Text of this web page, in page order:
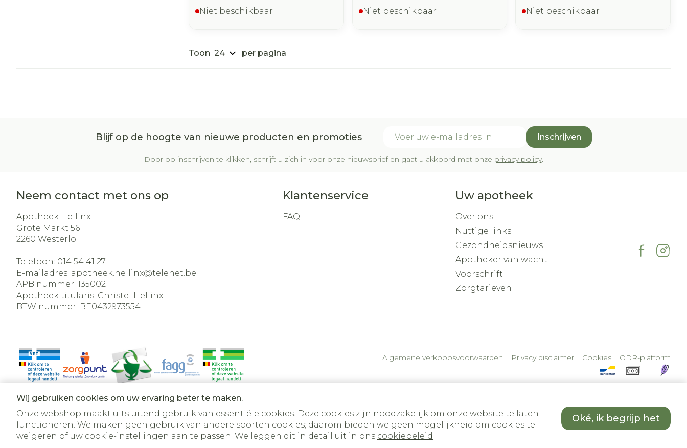
Wij gebruiken cookies om uw ervaring beter te maken.
Onze webshop maakt uitsluitend gebruik van essentiële cookies. Deze cookies zijn noodzakelijk om onze website te laten
functioneren. We maken geen gebruik van andere soorten cookies; daarom bieden we geen mogelijkheid om cookies te
weigeren of uw cookie-instellingen aan te passen. We leggen dit in detail uit in ons cookiebeleid
Oké, ik begrijp het
Niet beschikbaar Niet beschikbaar Niet beschikbaar
Toon per pagina
Blijf op de hoogte van nieuwe producten en promoties Inschrijven
Door op inschrijven te klikken, schrijft u zich in voor onze nieuwsbrief en gaat u akkoord met onze privacy policy.
Neem contact met ons op
Apotheek Hellinx
Grote Markt 56
2260 Westerlo
Telefoon: 014 54 41 27
E-mailadres: apotheek.hellinx@telenet.be
APB nummer: 135002
Apotheek titularis: Christel Hellinx
BTW nummer: BE0432973554
Klantenservice
FAQ
Uw apotheek
Over ons
Nuttige links
Gezondheidsnieuws
Apotheker van wacht
Voorschrift
Zorgtarieven
Algemene verkoopsvoorwaarden Privacy disclaimer Cookies ODR-platform